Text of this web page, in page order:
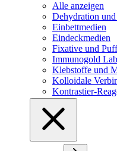
Alle anzeigen
Dehydration
Einbettmedien
Eindeckmedien
Fixative und
Immunogold
Klebstoffe und
Kolloidale
Kontrastier-